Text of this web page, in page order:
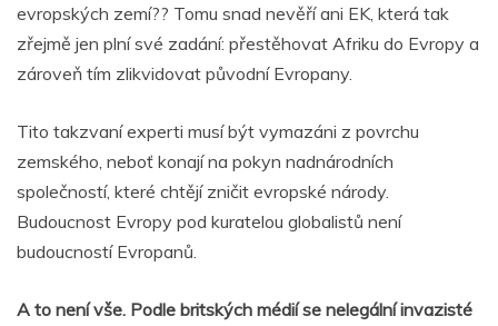
evropských zemí?? Tomu snad nevěří ani EK, která tak
zřejmě jen plní své zadání: přestěhovat Afriku do Evropy a
zároveň tím zlikvidovat původní Evropany.
Tito takzvaní experti musí být vymazáni z povrchu
zemského, neboť konají na pokyn nadnárodních
společností, které chtějí zničit evropské národy.
Budoucnost Evropy pod kuratelou globalistů není
budoucností Evropanů.
A to není vše. Podle britských médií se nelegální invazisté